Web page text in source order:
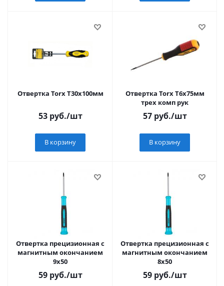
Отвертка Torx Т30х100мм
53руб./шт
В корзину
Отвертка Torx Т6х75мм
трех комп рук
57руб./шт
В корзину
Отвертка прецизионная с
магнитным окончанием
9х50
59руб./шт
Отвертка прецизионная с
магнитным окончанием
8х50
59руб./шт